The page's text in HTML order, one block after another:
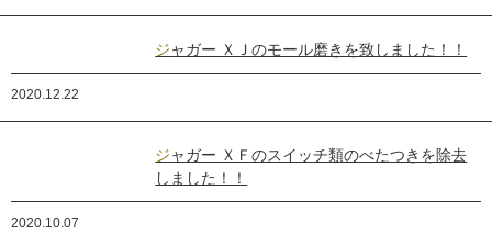
ジャガー ＸＪのモール磨きを致しました！！
2020.12.22
ジャガー ＸＦのスイッチ類のべたつきを除去
しました！！
2020.10.07